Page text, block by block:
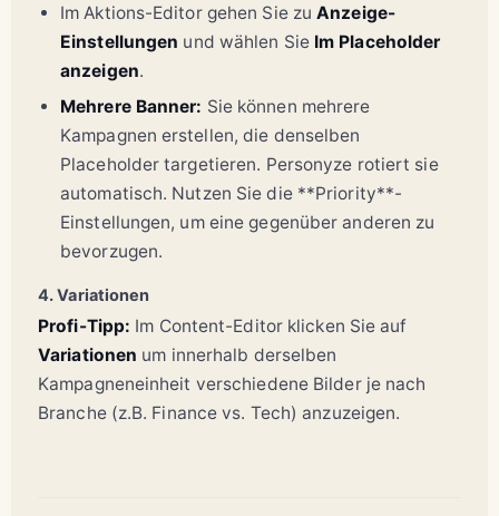
Im Aktions-Editor gehen Sie zuAnzeige-
Einstellungen und wählen Sie Im Placeholder
anzeigen.
Mehrere Banner: Sie können mehrere
Kampagnen erstellen, die denselben
Placeholder targetieren. Personyze rotiert sie
automatisch. Nutzen Sie die **Priority**-
Einstellungen, um eine gegenüber anderen zu
bevorzugen.
4. Variationen
Profi-Tipp: Im Content-Editor klicken Sie auf
Variationen um innerhalb derselben
Kampagneneinheit verschiedene Bilder je nach
Branche (z.B. Finance vs. Tech) anzuzeigen.